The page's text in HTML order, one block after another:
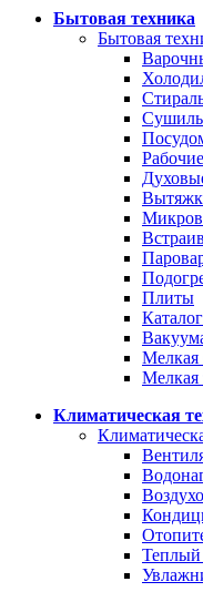
Бытовая техника
Бытовая
Плиты
Мелкая
Мелкая
Климатическая
Теплый